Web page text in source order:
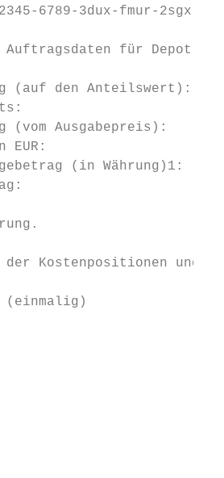
6789-3dux-fmur-2sgx
für Depot
(auf den
(vom
in EUR:
(in
Kostenpositionen und
(einmalig)